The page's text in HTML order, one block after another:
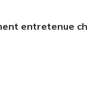
entretenue